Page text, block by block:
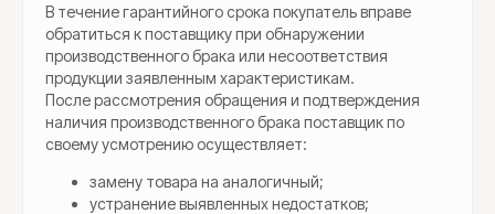
В течение гарантийного срока покупатель вправе
обратиться к поставщику при обнаружении
производственного брака или несоответствия
продукции заявленным характеристикам.
После рассмотрения обращения и подтверждения
наличия производственного брака поставщик по
своему усмотрению осуществляет:
замену товара на аналогичный;
устранение выявленных недостатков;